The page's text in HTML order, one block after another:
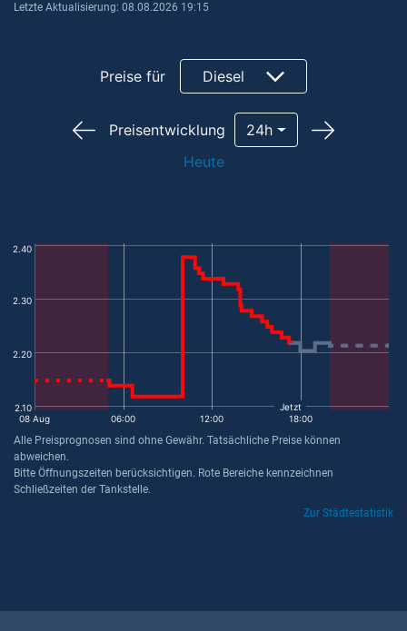
Letzte Aktualisierung: 08.08.2026 19:15
Preise für Diesel
Preisentwicklung
24h
Heute
2.10
2.20
2.30
2.40
08 Aug 06:00 12:00 18:00
Jetzt
Alle Preisprognosen sind ohne Gewähr. Tatsächliche Preise können
abweichen.
Bitte Öffnungszeiten berücksichtigen. Rote Bereiche kennzeichnen
Schließzeiten der Tankstelle.
Zur Städtestatistik